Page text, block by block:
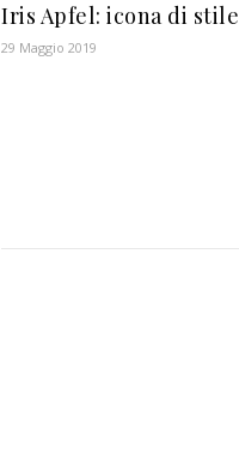
Iris Apfel: icona di stile
29 Maggio 2019